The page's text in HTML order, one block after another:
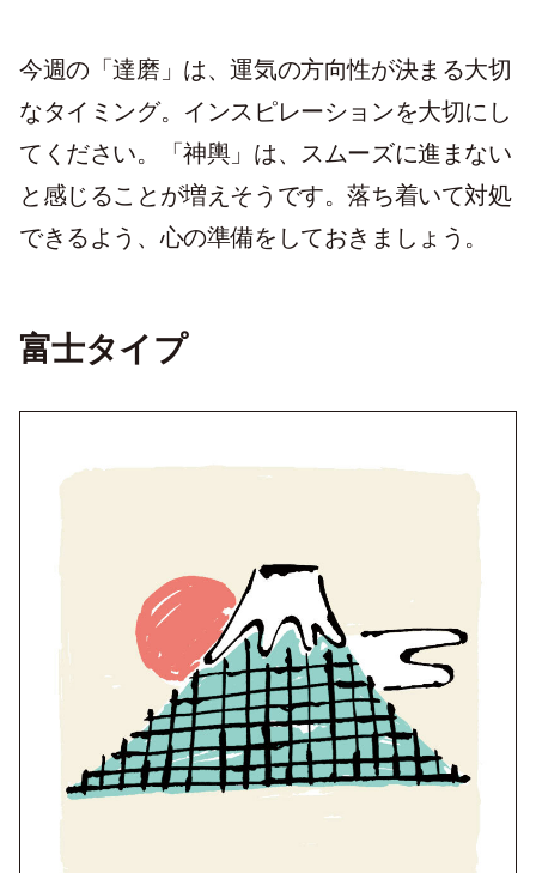
今週の「達磨」は、運気の方向性が決まる大切
なタイミング。インスピレーションを大切にし
てください。「神輿」は、スムーズに進まない
と感じることが増えそうです。落ち着いて対処
できるよう、心の準備をしておきましょう。
富士タイプ